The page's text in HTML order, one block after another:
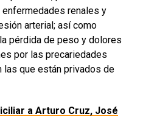
renales y
arterial; así como
pérdida de peso y dolores
por las precariedades
las que están privados de
a Arturo Cruz, José